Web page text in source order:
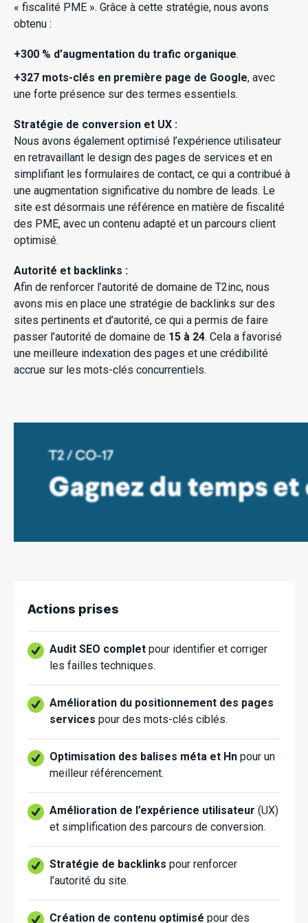
« fiscalité PME ». Grâce à cette stratégie, nous avons
obtenu :
+300 % d’augmentation du trafic organique.
+327 mots-clés en première page de Google, avec
une forte présence sur des termes essentiels.
Stratégie de conversion et UX :
Nous avons également optimisé l’expérience utilisateur
en retravaillant le design des pages de services et en
simplifiant les formulaires de contact, ce qui a contribué à
une augmentation significative du nombre de leads. Le
site est désormais une référence en matière de fiscalité
des PME, avec un contenu adapté et un parcours client
optimisé.
Autorité et backlinks :
Afin de renforcer l’autorité de domaine de T2inc, nous
avons mis en place une stratégie de backlinks sur des
sites pertinents et d’autorité, ce qui a permis de faire
passer l’autorité de domaine de 15 à 24. Cela a favorisé
une meilleure indexation des pages et une crédibilité
accrue sur les mots-clés concurrentiels.
Actions prises
Audit SEO complet pour identifier et corriger
les failles techniques.
Amélioration du positionnement des pages
services pour des mots-clés ciblés.
Optimisation des balises méta et Hn pour un
meilleur référencement.
Amélioration de l’expérience utilisateur (UX)
et simplification des parcours de conversion.
Stratégie de backlinks pour renforcer
l’autorité du site.
Création de contenu optimisé pour des